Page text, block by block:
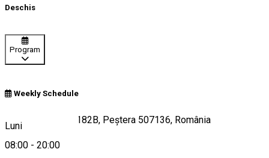
Deschis
Program
Weekly Schedule
Luni
08:00 - 20:00
Str. Principală nr. 182B, Peștera 507136, România